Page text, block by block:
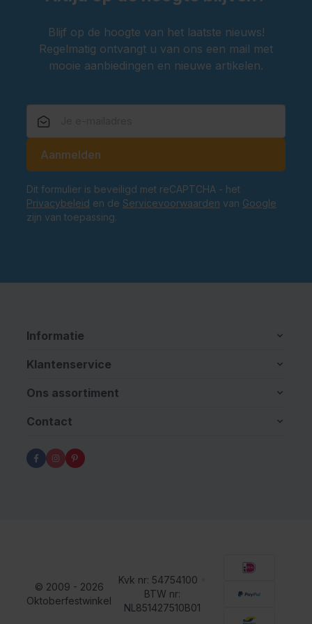
Een Oktoberfesttasom je essentials bij de hand te
houden
feesten dan Oktoberfest?
Ja, deze dirndl is niet alleen perfect voor Oktoberfest,
maar ook voor carnaval, themafeesten en après-ski
evenementen.
Oktoberfest outfit compleet
Maak je outfit af en bestel nu jouw Dirndl Fay Groen.
Blijf op de hoogte van het laatste nieuws!
Regelmatig ontvangt u van ons een mail met
mooie aanbiedingen en nieuwe artikelen.
Aanmelden
Dit formulier is beveiligd met reCAPTCHA - het
Privacybeleid en de Servicevoorwaarden van Google
zijn van toepassing.
Informatie
Klantenservice
Ons assortiment
Contact
© 2009 - 2026
Oktoberfestwinkel
Kvk nr: 54754100
BTW nr:
NL851427510B01